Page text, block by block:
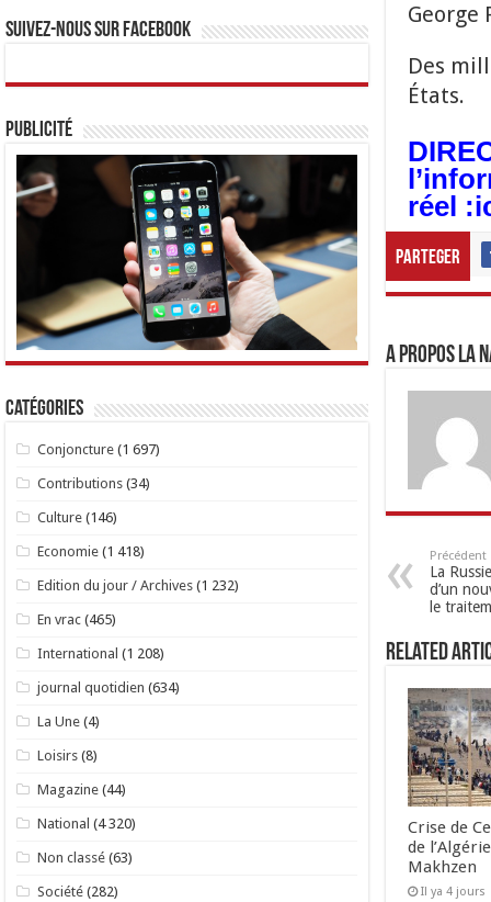
George
Des
États.
réel :
Parteger
A propos LA
Précédent
La
d’un
le
Related
Crise de
de
Makhzen
Il ya 4 jours
Suivez-nous sur Facebook
Publicité
Catégories
Conjoncture (1 697)
Contributions (34)
Culture (146)
Economie (1 418)
Edition du jour / Archives (1 232)
En vrac (465)
International (1 208)
journal quotidien (634)
La Une (4)
Loisirs (8)
Magazine (44)
National (4 320)
Non classé (63)
Société (282)